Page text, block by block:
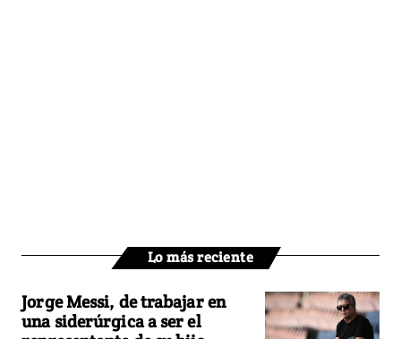
Lo más reciente
Jorge Messi, de trabajar en
una siderúrgica a ser el